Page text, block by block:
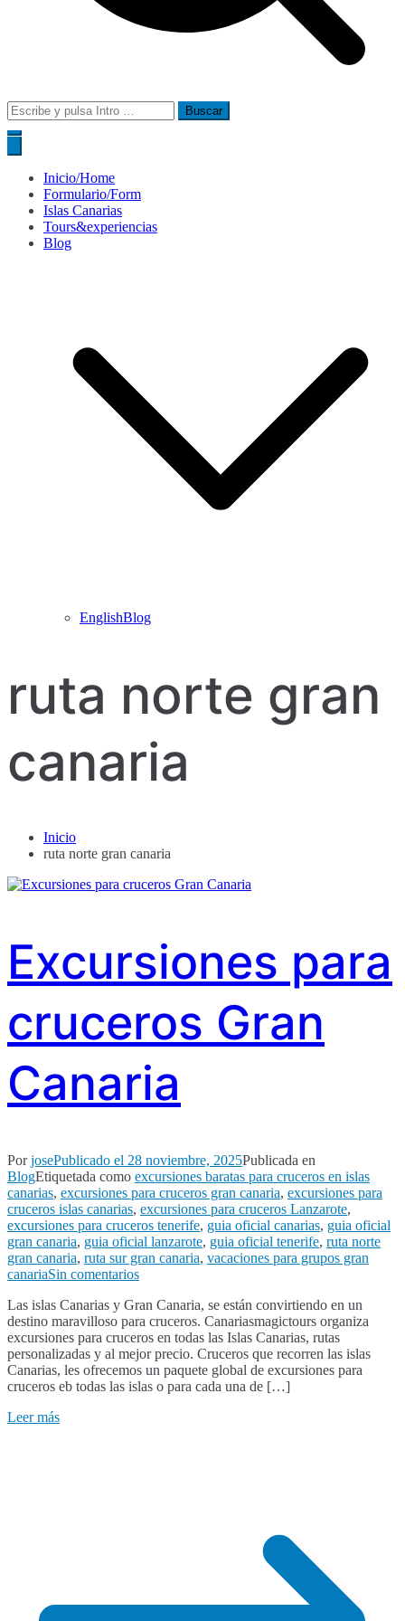
Buscar:
Inicio/Home
Formulario/Form
Islas Canarias
Tours&experiencias
Blog
EnglishBlog
ruta norte gran
canaria
Inicio
ruta norte gran canaria
Excursiones para
cruceros Gran
Canaria
PorjosePublicado el 28 noviembre, 2025Publicada en
BlogEtiquetada como excursiones baratas para cruceros en islas
canarias, excursiones para cruceros gran canaria, excursiones para
cruceros islas canarias, excursiones para cruceros Lanzarote,
excursiones para cruceros tenerife, guia oficial canarias, guia oficial
gran canaria, guia oficial lanzarote, guia oficial tenerife, ruta norte
gran canaria, ruta sur gran canaria, vacaciones para grupos gran
canariaSin comentariosen
para
cruceros
Gran
Canaria
Las islas Canarias y Gran Canaria, se están convirtiendo en un
destino maravilloso para cruceros. Canariasmagictours organiza
excursiones para cruceros en todas las Islas Canarias, rutas
personalizadas y al mejor precio. Cruceros que recorren las islas
Canarias, les ofrecemos un paquete global de excursiones para
cruceros eb todas las islas o para cada una de […]
Leer más